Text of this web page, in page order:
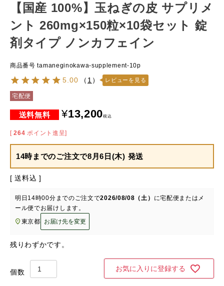
【国産 100%】玉ねぎの皮 サプリメ
ント 260mg×150粒×10袋セット 錠
剤タイプ ノンカフェイン
商品番号 tamaneginokawa-supplement-10p
5.00 （ 1 ） レビューを見る
宅配便
¥13,200税込
[ 264 ポイント進呈]
14時までのご注文で8月6日(木) 発送
送料込
明日 14時00分 までのご注文で2026/08/08（土） に宅配便またはメ
ール便でお届けします。
東京都
お届け先を変更
残りわずかです。
お気に入りに登録する